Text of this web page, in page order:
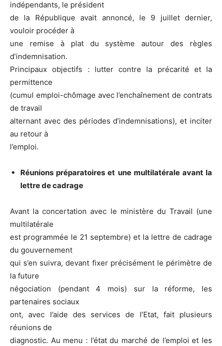
indépendants, le président
de la République avait annoncé, le 9 juillet dernier,
vouloir procéder à
une remise à plat du système autour des règles
d’indemnisation.
Principaux objectifs : lutter contre la précarité et la
permittence
(cumul emploi-chômage avec l’enchaînement de contrats
de travail
alternant avec des périodes d’indemnisations), et inciter
au retour à
l’emploi.
Réunions préparatoires et une multilatérale avant la
lettre de cadrage
Avant la concertation avec le ministère du Travail (une
multilatérale
est programmée le 21 septembre) et la lettre de cadrage
du gouvernement
qui s’en suivra, devant fixer précisément le périmètre de
la future
négociation (pendant 4 mois) sur la réforme, les
partenaires sociaux
ont, avec l’aide des services de l’Etat, fait plusieurs
réunions de
diagnostic. Au menu : l’état du marché de l’emploi et les